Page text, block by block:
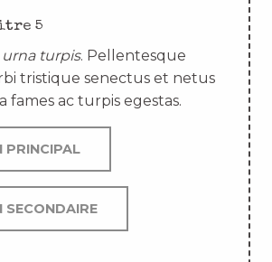
5
turpis. Pellentesque
tristique senectus et netus
fames ac turpis egestas.
PRINCIPAL
SECONDAIRE